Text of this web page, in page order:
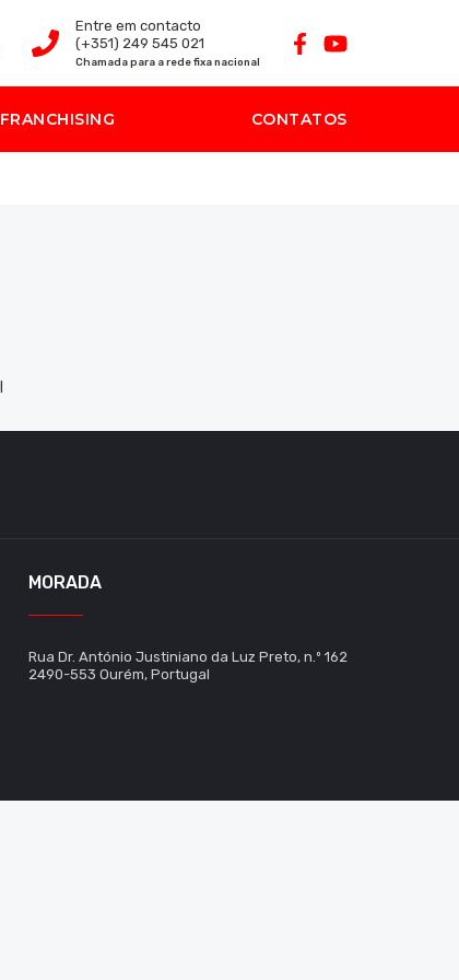
Entre em contacto
(+351) 249 545 021
Chamada para a rede fixa nacional
FRANCHISING CONTATOS
MORADA
Rua Dr. António Justiniano da Luz Preto, n.º 162
2490-553 Ourém, Portugal